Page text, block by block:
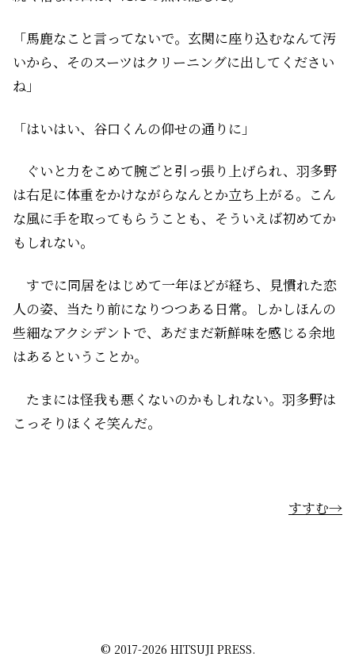
「馬鹿なこと言ってないで。玄関に座り込むなんて汚
いから、そのスーツはクリーニングに出してください
ね」
「はいはい、谷口くんの仰せの通りに」
ぐいと力をこめて腕ごと引っ張り上げられ、羽多野
は右足に体重をかけながらなんとか立ち上がる。こん
な風に手を取ってもらうことも、そういえば初めてか
もしれない。
すでに同居をはじめて一年ほどが経ち、見慣れた恋
人の姿、当たり前になりつつある日常。しかしほんの
些細なアクシデントで、あだまだ新鮮味を感じる余地
はあるということか。
たまには怪我も悪くないのかもしれない。羽多野は
こっそりほくそ笑んだ。
すすむ→
© 2017-2026 HITSUJI PRESS.